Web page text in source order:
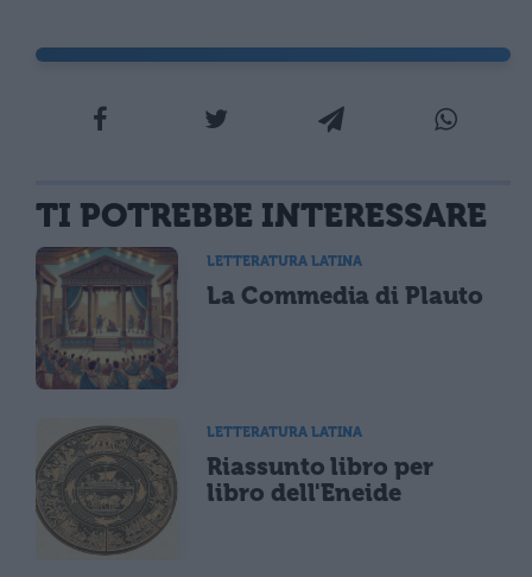
TI POTREBBE INTERESSARE
LETTERATURA LATINA
La Commedia di Plauto
LETTERATURA LATINA
Riassunto libro per
libro dell'Eneide